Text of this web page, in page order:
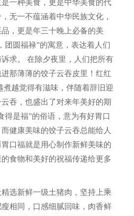
一种美食，更是中华美食的代
无一不蕴涵着中华民族文化，
，更是年三十晚上必备的美
团圆福禄”的寓意，表达着人们
求。 在除夕夜里，人们把所有
那薄薄的饺子云吞皮里！红红
煮越觉得有滋味，伴随着辞旧迎
吞，也盛出了对来年美好的期
得是福”的俗语，意为有好胃口
健康美味的饺子云吞总能给人
口福就是用心制作新鲜美味的
食物和美好的祝福传递给更多
选新鲜一级土猪肉，坚持上乘
相同，口感细腻回味，肉香鲜